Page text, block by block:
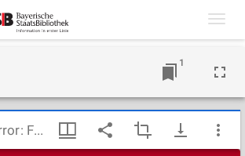
1
TypeError: Failed to fetch